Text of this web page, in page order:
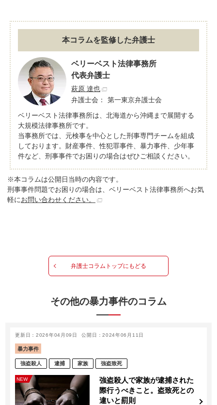
本コラムを監修した弁護士
ベリーベスト法律事務所
代表弁護士
萩原 達也
弁護士会：
第一東京弁護士会
ベリーベスト法律事務所は、北海道から沖縄まで展開する
大規模法律事務所です。
当事務所では、元検事を中心とした刑事専門チームを組成
しております。財産事件、性犯罪事件、暴力事件、少年事
件など、刑事事件でお困りの場合はぜひご相談ください。
※本コラムは公開日当時の内容です。
刑事事件問題でお困りの場合は、ベリーベスト法律事務所へお気
軽にお問い合わせください。
弁護士コラムトップにもどる
その他の暴力事件のコラム
更新日：2026年04月09日 公開日：2024年06月11日
暴力事件
強盗殺人 逮捕 家族 強盗致死
NEW
強盗殺人で家族が逮捕された
際行うべきこと。盗致死との
違いと罰則